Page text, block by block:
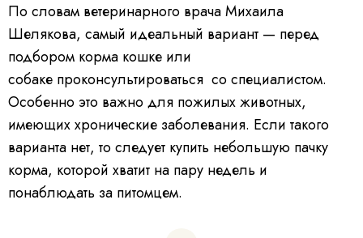
По словам ветеринарного врача Михаила
Шелякова, самый идеальный вариант — перед
подбором корма кошке или
собаке проконсультироваться со специалистом.
Особенно это важно для пожилых животных,
имеющих хронические заболевания. Если такого
варианта нет, то следует купить небольшую пачку
корма, которой хватит на пару недель и
понаблюдать за питомцем.